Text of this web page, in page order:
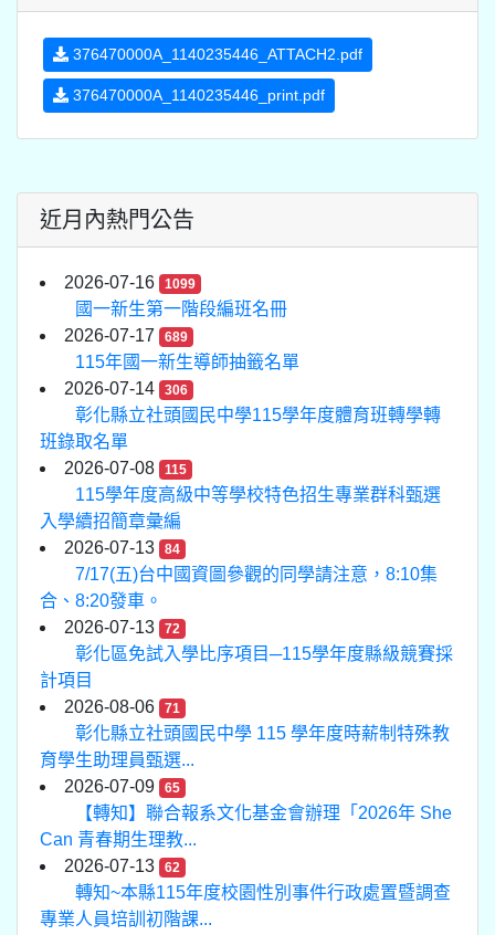
376470000A_1140235446_ATTACH2.pdf
376470000A_1140235446_print.pdf
近月內熱門公告
2026-07-16 1099
國一新生第一階段編班名冊
2026-07-17
689
115年國一新生導師抽籤名單
2026-07-14
306
彰化縣立社頭國民中學115學年度體育班轉學轉
班錄取名單
2026-07-08
115
115學年度高級中等學校特色招生專業群科甄選
入學續招簡章彙編
2026-07-13
84
7/17(五)台中國資圖參觀的同學請注意，8:10集
合、8:20發車。
2026-07-13
72
彰化區免試入學比序項目─115學年度縣級競賽採
計項目
2026-08-06
71
彰化縣立社頭國民中學 115 學年度時薪制特殊教
育學生助理員甄選...
2026-07-09
65
【轉知】聯合報系文化基金會辦理「2026年 She
Can 青春期生理教...
2026-07-13
62
轉知~本縣115年度校園性別事件行政處置暨調查
專業人員培訓初階課...